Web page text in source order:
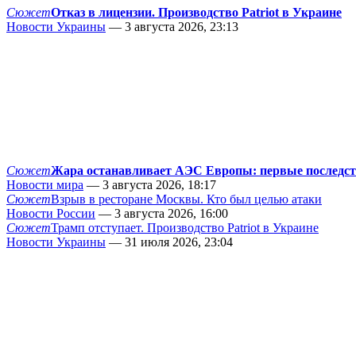
СюжетОтказ в лицензии. Производство Patriot в Украине
Новости Украины — 3 августа 2026, 23:13
СюжетЖара останавливает АЭС Европы: первые
Новости мира — 3 августа 2026, 18:17
СюжетВзрыв в ресторане Москвы. Кто был целью атаки
Новости России — 3 августа 2026, 16:00
СюжетТрамп отступает. Производство Patriot в Украине
Новости Украины — 31 июля 2026, 23:04